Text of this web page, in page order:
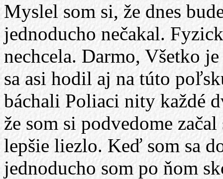
Myslel som si, že dnes
jednoducho nečakal.
nechcela. Darmo, Všetko
sa asi hodil aj na túto
báchali Poliaci nity každé
že som si podvedome
lepšie liezlo. Keď som sa
jednoducho som po ňom